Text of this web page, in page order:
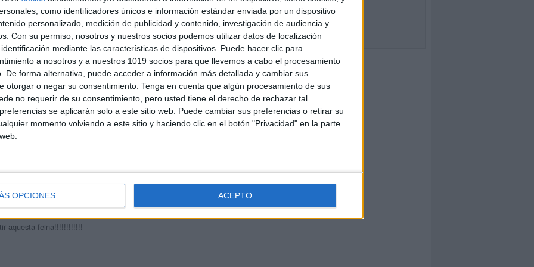
como identificadores únicos e información estándar enviada por un dispositivo
personalizado, medición de publicidad y contenido, investigación de audiencia y
Con su permiso, nosotros y nuestros socios podemos utilizar datos de localización
mediante las características de dispositivos. Puede hacer clic para
a nosotros y a nuestros 1019 socios para que llevemos a cabo el procesamiento
De forma alternativa, puede acceder a información más detallada y cambiar sus
otorgar o negar su consentimiento. Tenga en cuenta que algún procesamiento de sus
no requerir de su consentimiento, pero usted tiene el derecho de rechazar tal
se aplicarán solo a este sitio web. Puede cambiar sus preferencias o retirar su
momento volviendo a este sitio y haciendo clic en el botón "Privacidad" en la parte
OPCIONES ACEPTO
su trabajo, les felicito por su esfuerzo y dedicación a
libre a preparar material educativo gratuito, gracias por
casi nada es gratis por todo hay que pagar, en fin, siempre hay
un profesor de ?? que trabaja con niños con muchas
vulnerables, no hay recursos así que tratamos de hacer y
nuestros niños, muchas gracias por su aporte, un abrazo
PM
aquesta feina!!!!!!!!!!!!